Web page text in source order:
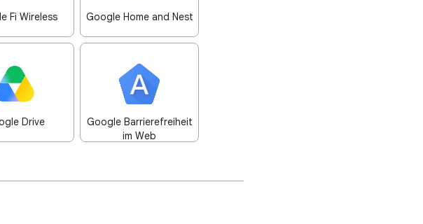
Fi Wireless Google Home and Nest
Drive
Google Barrierefreiheit
im Web